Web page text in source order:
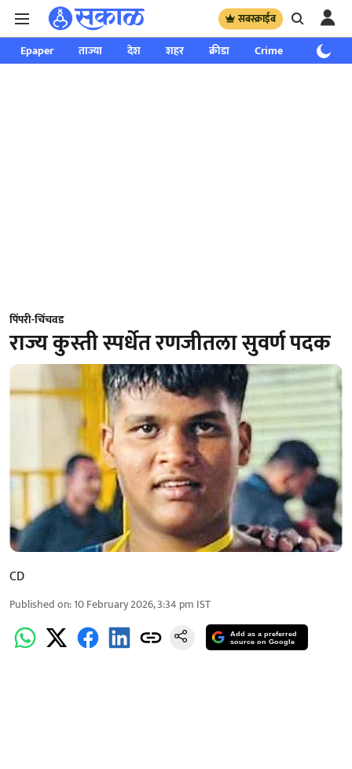
सबस्क्राईब
Epaper ताज्या देश शहर क्रीडा Crime साप्ताहिक
पिंपरी-चिंचवड
राज्य कुस्ती स्पर्धेत रणजीतला सुवर्ण पदक
CD
Published on:10 February 2026, 3:34 pm IST
Add as a preferred
source on Google